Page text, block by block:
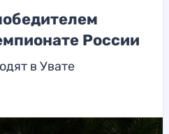
России
в Увате